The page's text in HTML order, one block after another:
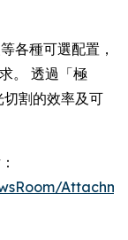
各種可選配置，
。 透過「極
割的效率及可